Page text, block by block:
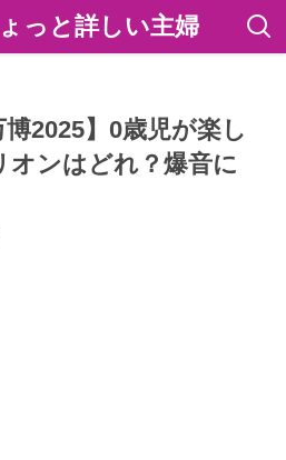
っと詳しい主婦
博2025】0歳児が楽し
オンはどれ？爆音に